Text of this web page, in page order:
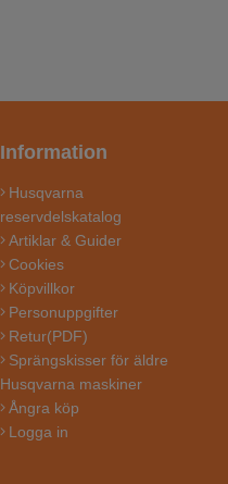
Information
Husqvarna
reservdelskatalog
Artiklar & Guider
Cookies
Köpvillkor
Personuppgifter
Retur(PDF)
Sprängskisser för äldre
Husqvarna maskiner
Ångra köp
Logga in